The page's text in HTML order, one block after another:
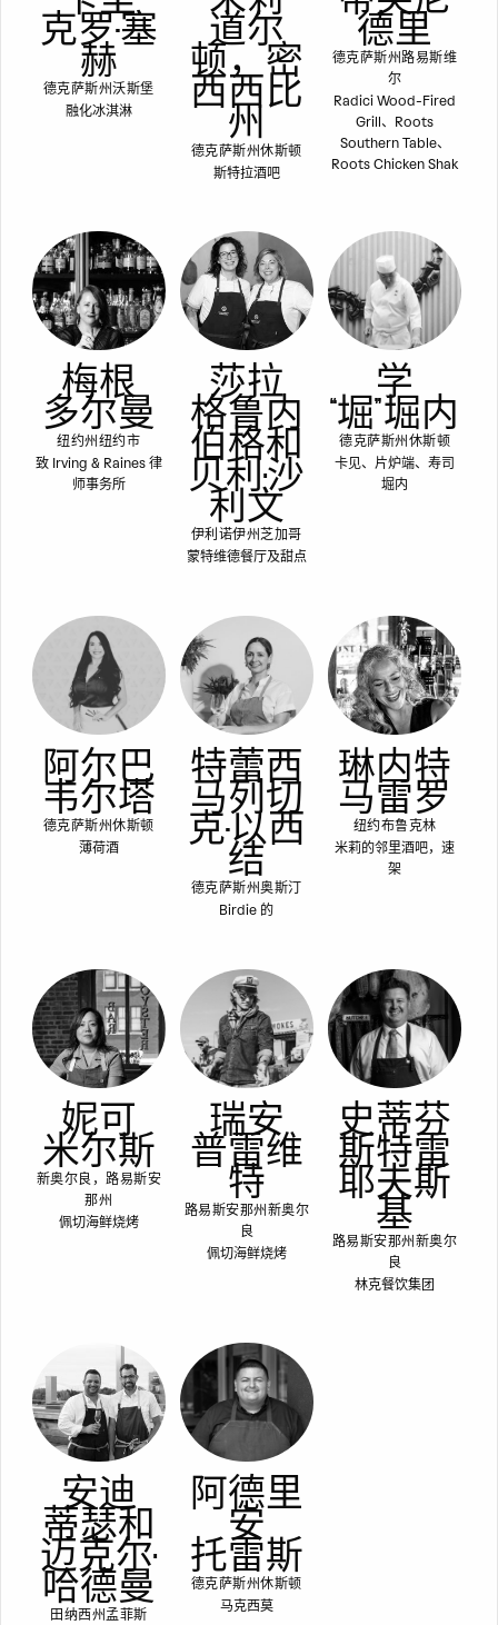
克罗-塞
赫
德克萨斯州沃斯堡
融化冰淇淋
道尔
顿，密
西西比
州
德克萨斯州休斯顿
斯特拉酒吧
德里
德克萨斯州路易斯维
尔
Radici Wood-Fired
Grill、Roots
Southern Table、
Roots Chicken Shak
梅根
多尔曼
纽约州纽约市
致 Irving & Raines 律
师事务所
莎拉
格鲁内
伯格和
贝利·沙
利文
伊利诺伊州芝加哥
蒙特维德餐厅及甜点
学
“堀” 堀内
德克萨斯州休斯顿
卡见、片炉端、寿司
堀内
阿尔巴
韦尔塔
德克萨斯州休斯顿
薄荷酒
特蕾西
马列切
克-以西
结
德克萨斯州奥斯汀
Birdie 的
琳内特
马雷罗
纽约布鲁克林
米莉的邻里酒吧，速
架
妮可
米尔斯
新奥尔良，路易斯安
那州
佩切海鲜烧烤
瑞安
普雷维
特
路易斯安那州新奥尔
良
佩切海鲜烧烤
史蒂芬
斯特雷
耶夫斯
基
路易斯安那州新奥尔
良
林克餐饮集团
安迪
蒂瑟和
迈克尔·
哈德曼
田纳西州孟菲斯
阿德里
安
托雷斯
德克萨斯州休斯顿
马克西莫